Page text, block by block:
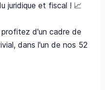
juridique et fiscal ! 📈
d'un cadre de
dans l'un de nos 52